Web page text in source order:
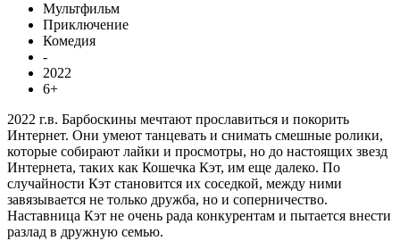
Мультфильм
Приключение
Комедия
-
2022
6+
2022 г.в. Барбоскины мечтают прославиться и покорить
Интернет. Они умеют танцевать и снимать смешные ролики,
которые собирают лайки и просмотры, но до настоящих звезд
Интернета, таких как Кошечка Кэт, им еще далеко. По
случайности Кэт становится их соседкой, между ними
завязывается не только дружба, но и соперничество.
Наставница Кэт не очень рада конкурентам и пытается внести
разлад в дружную семью.